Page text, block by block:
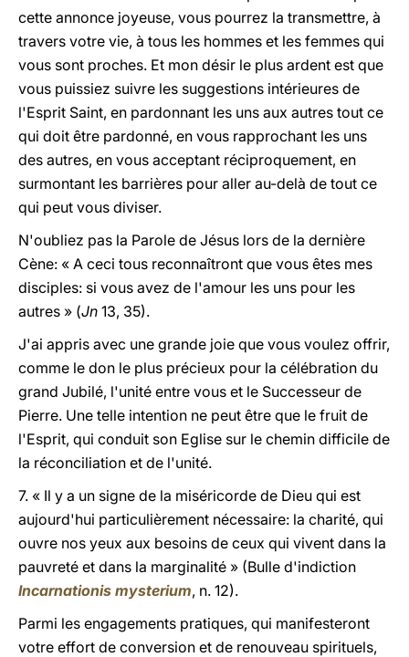
cette annonce joyeuse, vous pourrez la transmettre, à
travers votre vie, à tous les hommes et les femmes qui
vous sont proches. Et mon désir le plus ardent est que
vous puissiez suivre les suggestions intérieures de
l'Esprit Saint, en pardonnant les uns aux autres tout ce
qui doit être pardonné, en vous rapprochant les uns
des autres, en vous acceptant réciproquement, en
surmontant les barrières pour aller au-delà de tout ce
qui peut vous diviser.
N'oubliez pas la Parole de Jésus lors de la dernière
Cène: « A ceci tous reconnaîtront que vous êtes mes
disciples: si vous avez de l'amour les uns pour les
autres » (Jn 13, 35).
J'ai appris avec une grande joie que vous voulez offrir,
comme le don le plus précieux pour la célébration du
grand Jubilé, l'unité entre vous et le Successeur de
Pierre. Une telle intention ne peut être que le fruit de
l'Esprit, qui conduit son Eglise sur le chemin difficile de
la réconciliation et de l'unité.
7. « Il y a un signe de la miséricorde de Dieu qui est
aujourd'hui particulièrement nécessaire: la charité, qui
ouvre nos yeux aux besoins de ceux qui vivent dans la
pauvreté et dans la marginalité » (Bulle d'indiction
Incarnationis mysterium, n. 12).
Parmi les engagements pratiques, qui manifesteront
votre effort de conversion et de renouveau spirituels,